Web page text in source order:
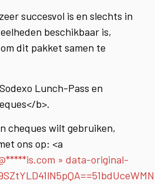
succesvol is en slechts in
beschikbaar is,
dit pakket samen te
Lunch-Pass en
b>.
cheques wilt gebruiken,
ons op: <a
» data-original-